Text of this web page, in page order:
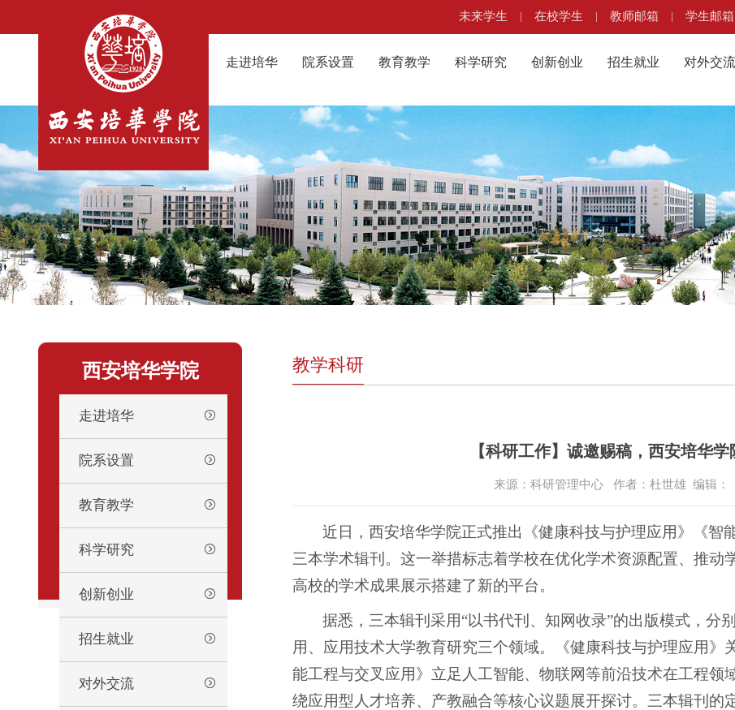
未来学生 | 在校学生 | 教师邮箱 | 学生邮箱
走进培华 院系设置 教育教学 科学研究 创新创业 招生就业 对外交流
西安培华学院
走进培华
院系设置
教育教学
科学研究
创新创业
招生就业
对外交流
教学科研
【科研工作】诚邀赐稿，西安培华
来源：科研管理中心 作者：杜世雄 编辑：
近日，西安培华学院正式推出《健康科技与护理应用》《智
三本学术辑刊。这一举措标志着学校在优化学术资源配置、推动
高校的学术成果展示搭建了新的平台。
据悉，三本辑刊采用“以书代刊、知网收录”的出版模式，分
用、应用技术大学教育研究三个领域。《健康科技与护理应用
能工程与交叉应用》立足人工智能、物联网等前沿技术在工程领
绕应用型人才培养、产教融合等核心议题展开探讨。三本辑刊的